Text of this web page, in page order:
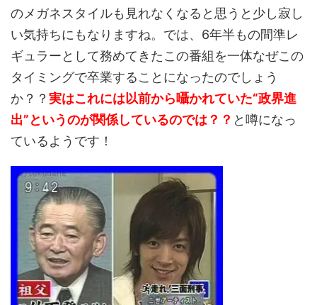
のメガネスタイルも見れなくなると思うと少し寂し
い気持ちにもなりますね。では、6年半もの間準レ
ギュラーとして務めてきたこの番組を一体なぜこの
タイミングで卒業することになったのでしょう
か？？ 実はこれには以前から囁かれていた“政界進
出”というのが関係しているのでは？？ と噂になっ
ているようです！